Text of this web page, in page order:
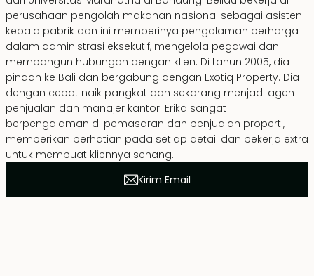
perusahaan pengolah makanan nasional sebagai asisten
kepala pabrik dan ini memberinya pengalaman berharga
dalam administrasi eksekutif, mengelola pegawai dan
membangun hubungan dengan klien. Di tahun 2005, dia
pindah ke Bali dan bergabung dengan Exotiq Property. Dia
dengan cepat naik pangkat dan sekarang menjadi agen
penjualan dan manajer kantor. Erika sangat
berpengalaman di pemasaran dan penjualan properti,
memberikan perhatian pada setiap detail dan bekerja extra
untuk membuat kliennya senang.
Kirim Email